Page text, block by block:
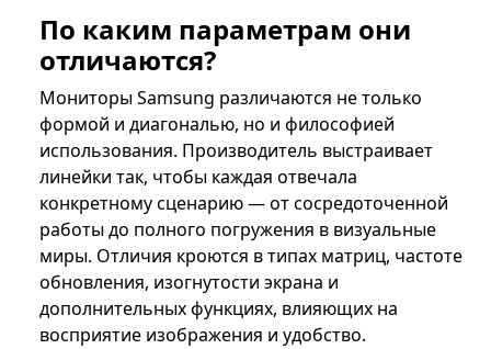
По каким параметрам они
отличаются?
Мониторы Samsung различаются не только
формой и диагональю, но и философией
использования. Производитель выстраивает
линейки так, чтобы каждая отвечала
конкретному сценарию — от сосредоточенной
работы до полного погружения в визуальные
миры. Отличия кроются в типах матриц, частоте
обновления, изогнутости экрана и
дополнительных функциях, влияющих на
восприятие изображения и удобство.